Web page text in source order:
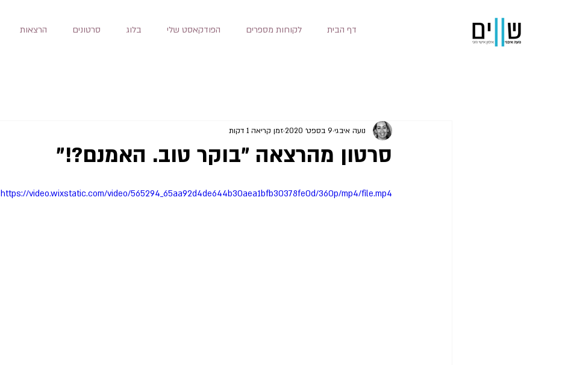
דף הבית לקוחות מספרים הפודקאסט שלי בלוג סרטונים הרצאות
סרטון מהרצאה "בוקר טוב. האמנם?!"
נועה איבגי 9 בספט׳ 2020 זמן קריאה 1 דקות
https://video.wixstatic.com/video/565294_65aa92d4de644b30aea1bfb30378fe0d/360p/mp4/file.mp4